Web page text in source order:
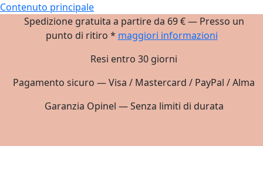
Contenuto principale
Spedizione gratuita a partire da 69 € — Presso un
punto di ritiro * maggiori informazioni
Resi entro 30 giorni
Pagamento sicuro — Visa / Mastercard / PayPal / Alma
Garanzia Opinel — Senza limiti di durata